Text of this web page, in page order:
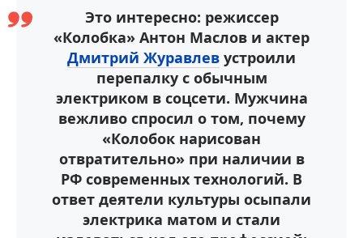
Это интересно: режиссер
«Колобка» Антон Маслов и актер
Дмитрий Журавлев устроили
перепалку с обычным
электриком в соцсети. Мужчина
вежливо спросил о том, почему
«Колобок нарисован
отвратительно» при наличии в
РФ современных технологий. В
ответ деятели культуры осыпали
электрика матом и стали